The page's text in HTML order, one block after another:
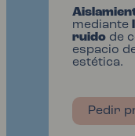
mediante
ruidode
espacio
estética.
Pedir